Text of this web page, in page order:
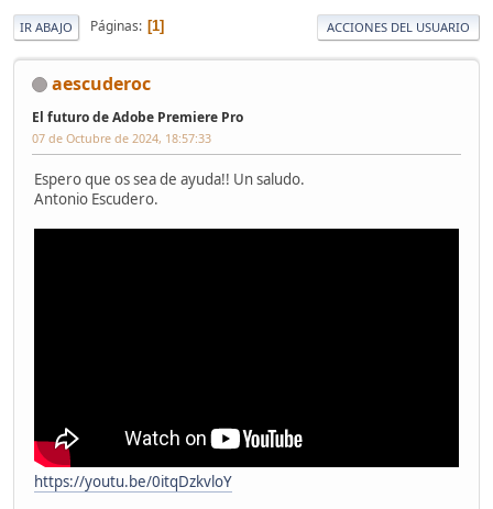
IR ABAJO Páginas 1 ACCIONES DEL USUARIO
aescuderoc
El futuro de Adobe Premiere Pro
07 de Octubre de 2024, 18:57:33
Espero que os sea de ayuda!! Un saludo.
Antonio Escudero.
https://youtu.be/0itqDzkvloY